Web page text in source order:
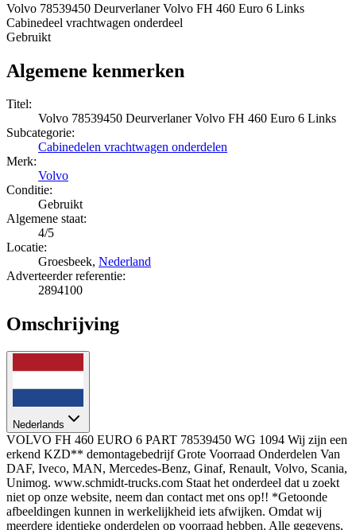
Volvo 78539450 Deurverlaner Volvo FH 460 Euro 6 Links
Cabinedeel vrachtwagen onderdeel
Gebruikt
Algemene kenmerken
Titel:
Volvo 78539450 Deurverlaner Volvo FH 460 Euro 6 Links
Subcategorie:
Cabinedelen vrachtwagen onderdelen
Merk:
Volvo
Conditie:
Gebruikt
Algemene staat:
4/5
Locatie:
Groesbeek, Nederland
Adverteerder referentie:
2894100
Omschrijving
Nederlands
VOLVO FH 460 EURO 6 PART 78539450 WG 1094 Wij zijn een
erkend KZD** demontagebedrijf Grote Voorraad Onderdelen Van
DAF, Iveco, MAN, Mercedes-Benz, Ginaf, Renault, Volvo, Scania,
Unimog. www.schmidt-trucks.com Staat het onderdeel dat u zoekt
niet op onze website, neem dan contact met ons op!! *Getoonde
afbeeldingen kunnen in werkelijkheid iets afwijken. Omdat wij
meerdere identieke onderdelen op voorraad hebben. Alle gegevens,